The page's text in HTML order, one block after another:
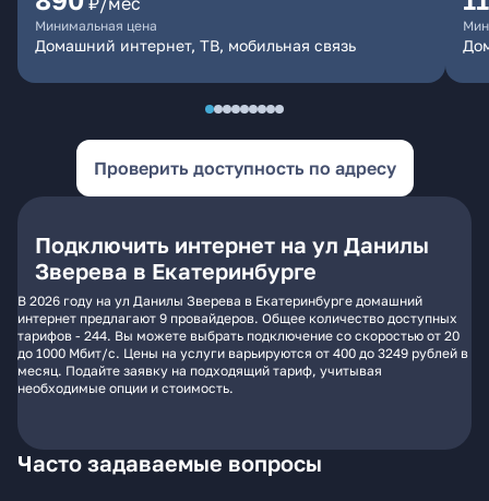
Минимальная цена
Домашний интернет, ТВ, мобильная связь
Проверить доступность по адресу
Подключить интернет на ул Данилы
Зверева в Екатеринбурге
В 2026 году на ул Данилы Зверева в Екатеринбурге домашний
интернет предлагают 9 провайдеров. Общее количество доступных
тарифов - 244. Вы можете выбрать подключение со скоростью от 20
до 1000 Мбит/с. Цены на услуги варьируются от 400 до 3249 рублей в
месяц. Подайте заявку на подходящий тариф, учитывая
необходимые опции и стоимость.
Часто задаваемые вопросы